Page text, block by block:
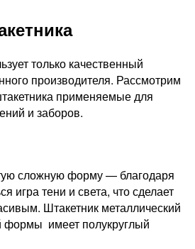
только качественный
производителя. Рассмотрим
применяемые для
и заборов.
сложную форму — благодаря
игра тени и света, что сделает
Штакетник металлический
имеет полукруглый